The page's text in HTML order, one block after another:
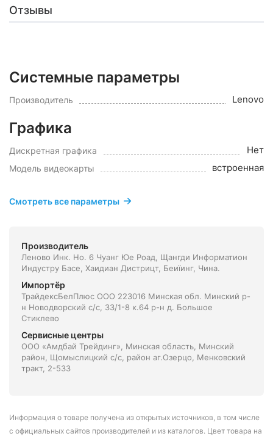
Отзывы
Системные параметры
Производитель Lenovo
Графика
Дискретная графика Нет
Модель видеокарты встроенная
Смотреть все параметры
Производитель
Леново Инк. Но. 6 Чуанг Юе Роад, Щангди Информатион
Индустру Басе, Хаидиан Дистрицт, Беиїинг, Чина.
Импортёр
ТрайдексБелПлюс ООО 223016 Минская обл. Минский р-
н Новодворский с/с, 33/1-8 к.64 р-н д. Большое
Стиклево
Сервисные центры
ООО «Амдбай Трейдинг», Минская область, Минский
район, Щомыслицкий с/с, район аг.Озерцо, Менковский
тракт, 2-533
Информация о товаре получена из открытых источников, в том числе
с официальных сайтов производителей и из каталогов. Цвет товара на